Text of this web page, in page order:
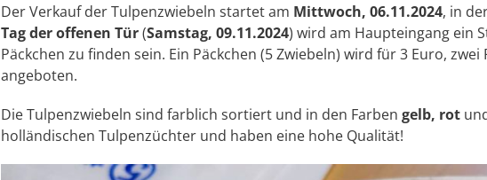
Der Verkauf der Tulpenzwiebeln startet am Mittwoch, 06.11.2024, in
Tag der offenen Tür(Samstag, 09.11.2024) wird am Haupteingang ein
Päckchen zu finden sein. Ein Päckchen (5 Zwiebeln) wird für 3 Euro,
angeboten.
Die Tulpenzwiebeln sind farblich sortiert und in den Farben gelb, rot
holländischen Tulpenzüchter und haben eine hohe Qualität!